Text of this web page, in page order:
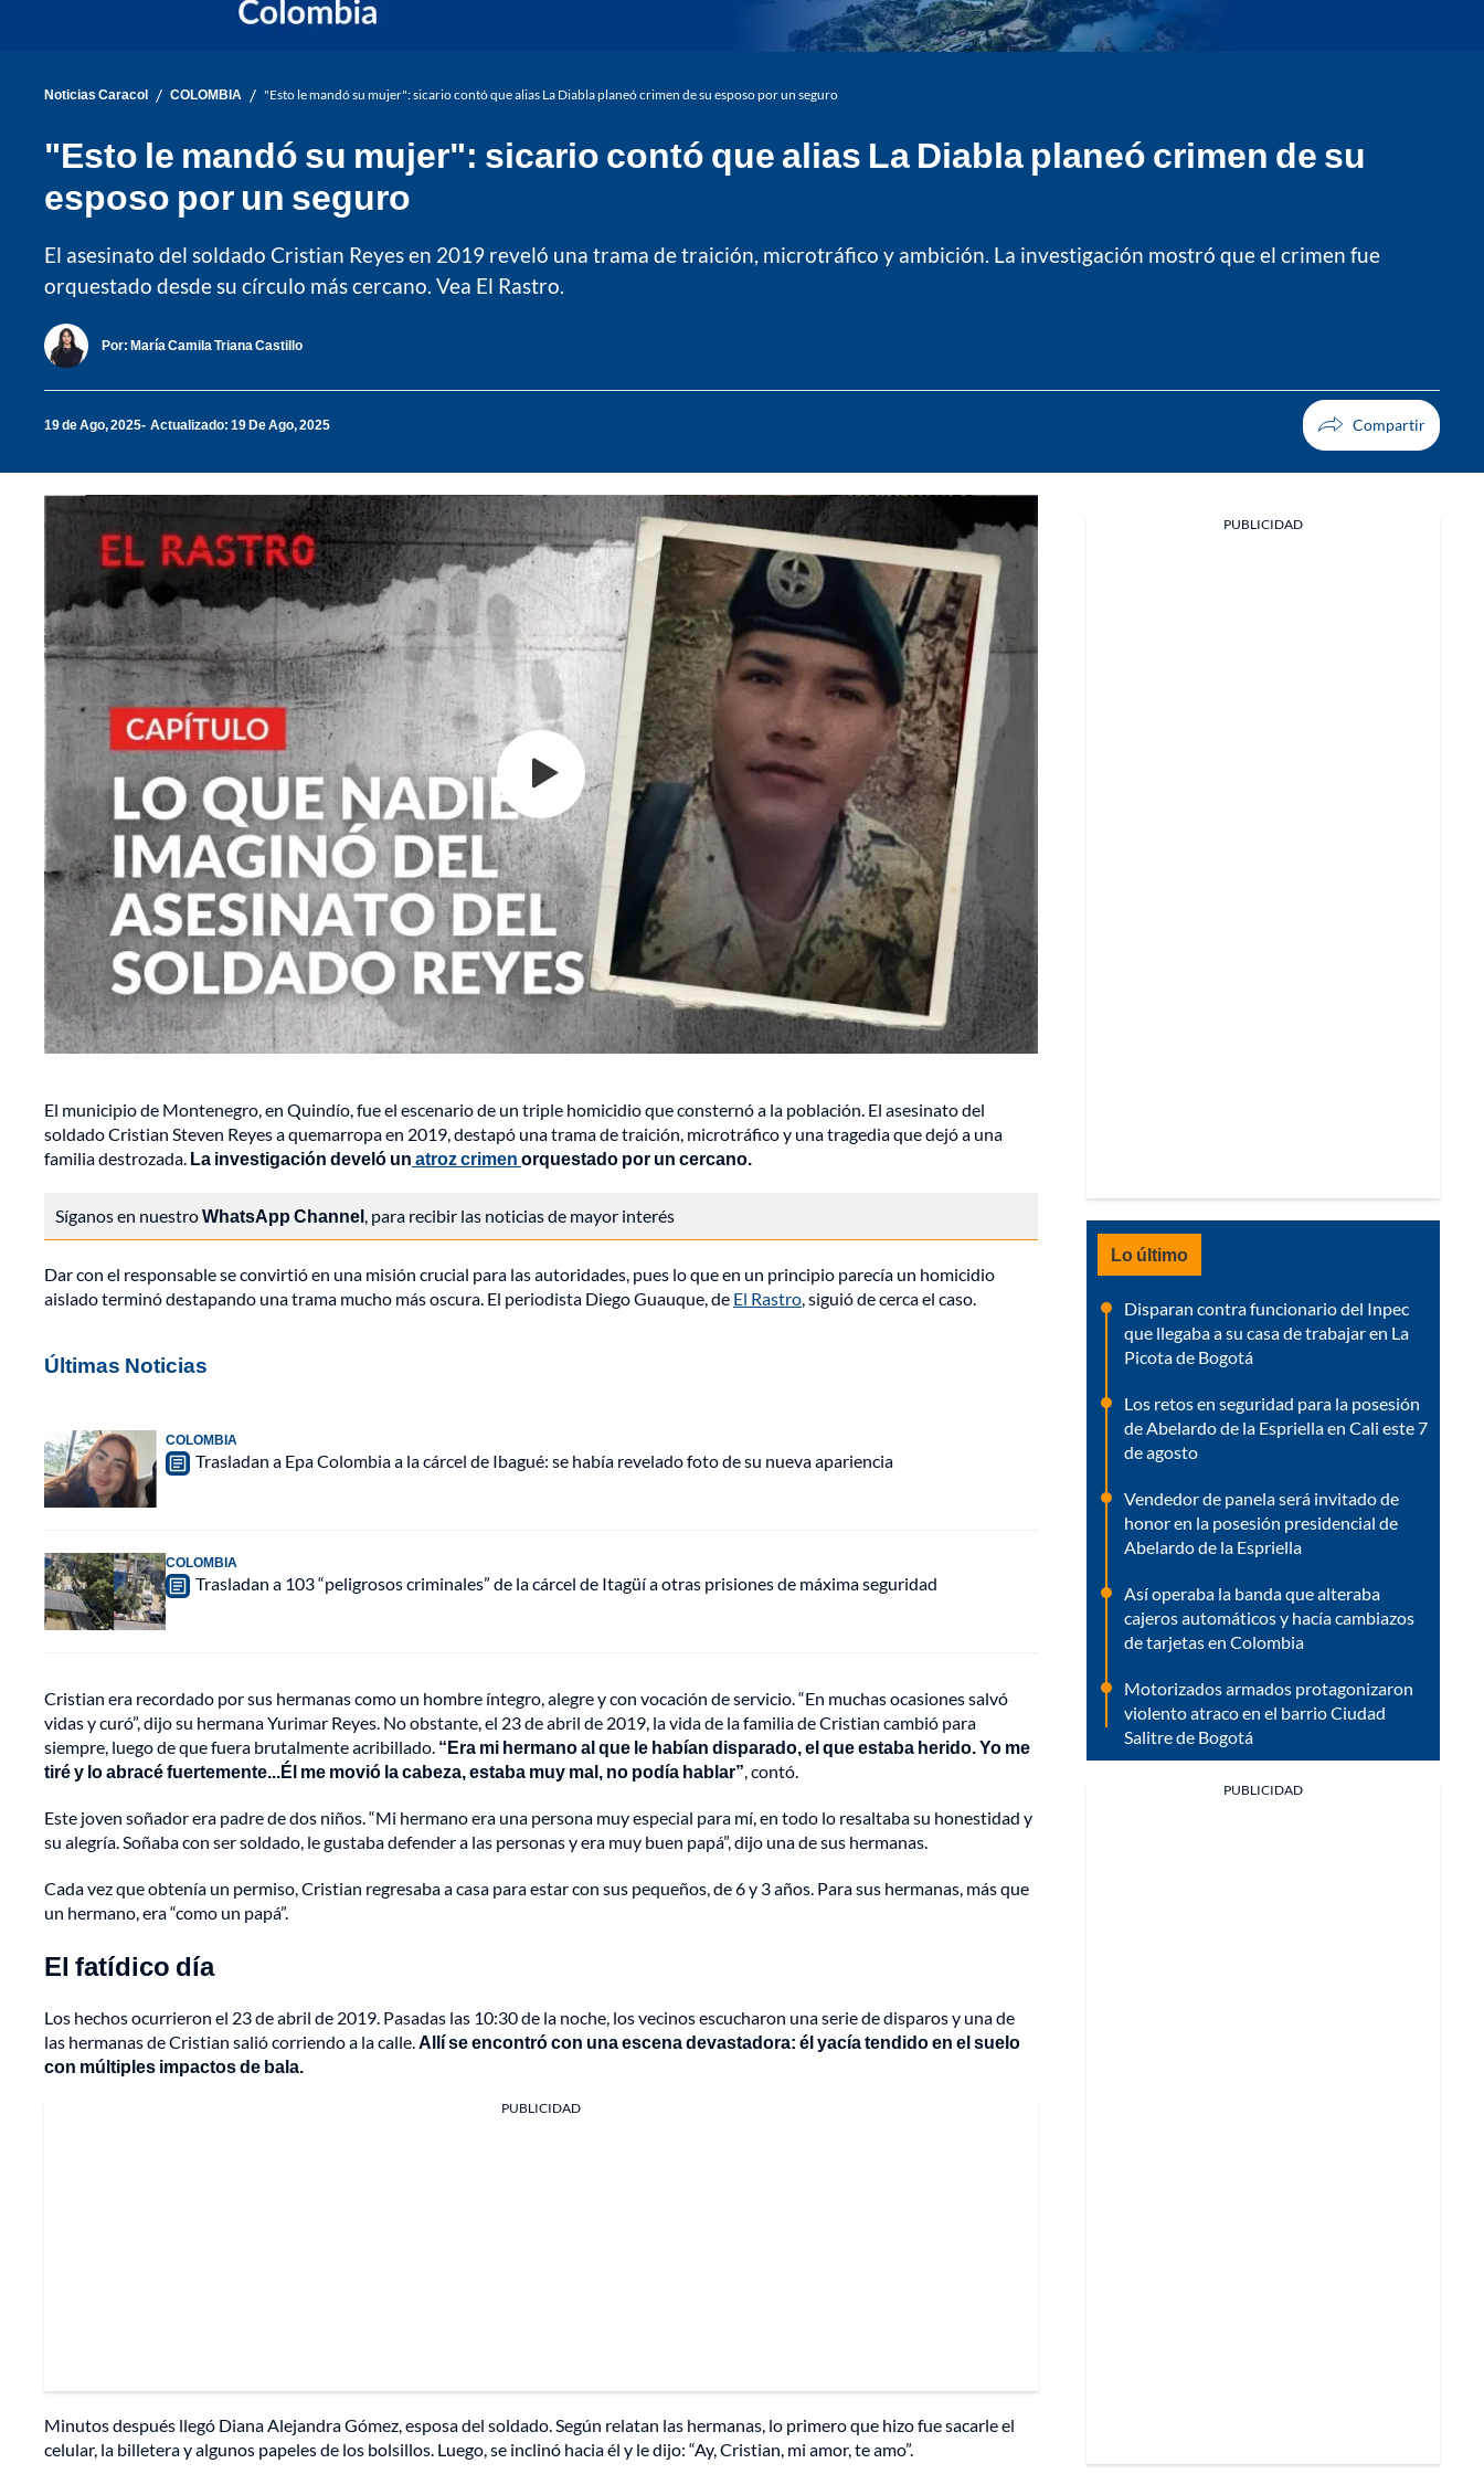
Noticias Caracol / COLOMBIA / "Esto le mandó su mujer": sicario contó que alias La Diabla planeó crimen de su esposo por un seguro
"Esto le mandó su mujer": sicario contó que alias La Diabla planeó crimen de su
esposo por un seguro
El asesinato del soldado Cristian Reyes en 2019 reveló una trama de traición, microtráfico y ambición. La investigación mostró que el crimen fue
orquestado desde su círculo más cercano. Vea El Rastro.
Por: María Camila Triana Castillo
19 de Ago, 2025 Actualizado: 19 De Ago, 2025
El municipio de Montenegro, en Quindío, fue el escenario de un triple homicidio que consternó a la población. El asesinato del
soldado Cristian Steven Reyes a quemarropa en 2019, destapó una trama de traición, microtráfico y una tragedia que dejó a una
familia destrozada. La investigación develó un atroz crimen orquestado por un cercano.
Síganos en nuestroWhatsApp Channel, para recibir las noticias de mayor interés
Dar con el responsable se convirtió en una misión crucial para las autoridades, pues lo que en un principio parecía un homicidio
aislado terminó destapando una trama mucho más oscura. El periodista Diego Guauque, de El Rastro, siguió de cerca el caso.
Últimas Noticias
COLOMBIA
Trasladan a Epa Colombia a la cárcel de Ibagué: se había revelado foto de su nueva apariencia
COLOMBIA
Trasladan a 103 “peligrosos criminales” de la cárcel de Itagüí a otras prisiones de máxima seguridad
Cristian era recordado por sus hermanas como un hombre íntegro, alegre y con vocación de servicio. “En muchas ocasiones salvó
vidas y curó”, dijo su hermana Yurimar Reyes. No obstante, el 23 de abril de 2019, la vida de la familia de Cristian cambió para
siempre, luego de que fuera brutalmente acribillado. “Era mi hermano al que le habían disparado, el que estaba herido. Yo me
tiré y lo abracé fuertemente...Él me movió la cabeza, estaba muy mal, no podía hablar”, contó.
Este joven soñador era padre de dos niños. “Mi hermano era una persona muy especial para mí, en todo lo resaltaba su honestidad y
su alegría. Soñaba con ser soldado, le gustaba defender a las personas y era muy buen papá”, dijo una de sus hermanas.
Cada vez que obtenía un permiso, Cristian regresaba a casa para estar con sus pequeños, de 6 y 3 años. Para sus hermanas, más que
un hermano, era “como un papá”.
El fatídico día
Los hechos ocurrieron el 23 de abril de 2019. Pasadas las 10:30 de la noche, los vecinos escucharon una serie de disparos y una de
las hermanas de Cristian salió corriendo a la calle.Allí se encontró con una escena devastadora: él yacía tendido en el suelo
con múltiples impactos de bala.
PUBLICIDAD
Minutos después llegó Diana Alejandra Gómez, esposa del soldado. Según relatan las hermanas, lo primero que hizo fue sacarle el
celular, la billetera y algunos papeles de los bolsillos. Luego, se inclinó hacia él y le dijo: “Ay, Cristian, mi amor, te amo”.
PUBLICIDAD
Lo último
Disparan contra funcionario del Inpec
que llegaba a su casa de trabajar en La
Picota de Bogotá
Los retos en seguridad para la posesión
de Abelardo de la Espriella en Cali este 7
de agosto
Vendedor de panela será invitado de
honor en la posesión presidencial de
Abelardo de la Espriella
Así operaba la banda que alteraba
cajeros automáticos y hacía cambiazos
de tarjetas en Colombia
Motorizados armados protagonizaron
violento atraco en el barrio Ciudad
Salitre de Bogotá
PUBLICIDAD